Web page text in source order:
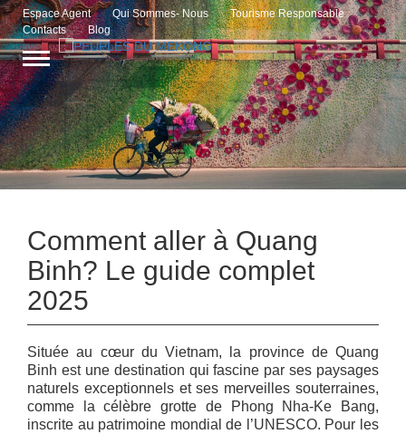
Espace Agent Qui Sommes- Nous
Tourisme Responsable
Contacts
Blog
Comment aller à Quang
Binh? Le guide complet
2025
Située au cœur du Vietnam, la province de Quang
Binh est une destination qui fascine par ses paysages
naturels exceptionnels et ses merveilles souterraines,
comme la célèbre grotte de Phong Nha-Ke Bang,
inscrite au patrimoine mondial de l’UNESCO. Pour les